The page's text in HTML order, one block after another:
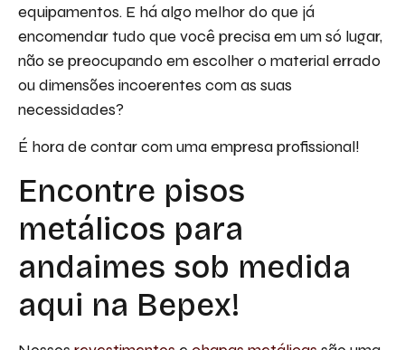
equipamentos. E há algo melhor do que já
encomendar tudo que você precisa em um só lugar,
não se preocupando em escolher o material errado
ou dimensões incoerentes com as suas
necessidades?
É hora de contar com uma empresa profissional!
Encontre pisos
metálicos para
andaimes sob medida
aqui na Bepex!